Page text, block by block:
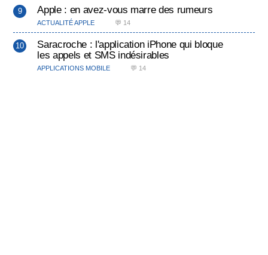
Apple : en avez-vous marre des rumeurs
ACTUALITÉ APPLE 💬 14
Saracroche : l'application iPhone qui bloque
les appels et SMS indésirables
APPLICATIONS MOBILE 💬 14